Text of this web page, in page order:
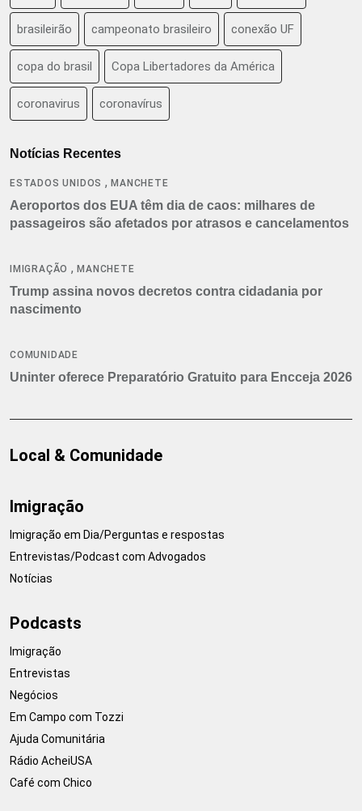
brasileirão campeonato brasileiro conexão UF
copa do brasil Copa Libertadores da América
coronavirus coronavírus
Notícias Recentes
ESTADOS UNIDOS ,MANCHETE
Aeroportos dos EUA têm dia de caos: milhares de
passageiros são afetados por atrasos e cancelamentos
IMIGRAÇÃO ,MANCHETE
Trump assina novos decretos contra cidadania por
nascimento
COMUNIDADE
Uninter oferece Preparatório Gratuito para Encceja 2026
Local & Comunidade
Imigração
Imigração em Dia/Perguntas e respostas
Entrevistas/Podcast com Advogados
Notícias
Podcasts
Imigração
Entrevistas
Negócios
Em Campo com Tozzi
Ajuda Comunitária
Rádio AcheiUSA
Café com Chico